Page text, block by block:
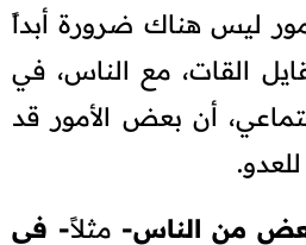
ليس هناك ضرورة أبداً
القات، مع الناس، في
أن بعض الأمور قد
من الناس-مثلاً- في